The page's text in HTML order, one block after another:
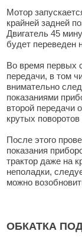
Мотор
крайней задней
Двигатель 45
будет переведен
Во время первых
передачи, в том
внимательно
показаниями
второй передачи
крутых
После этого
показания
трактор даже на
неполадки,
можно
ОБКАТКА